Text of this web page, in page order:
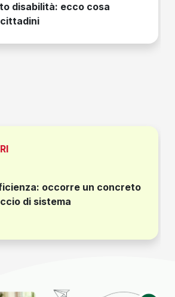
disabilità: ecco cosa
occorre un concreto
di sistema